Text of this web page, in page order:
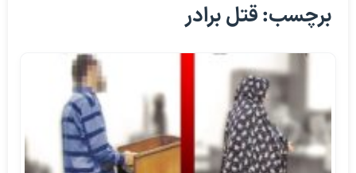
برچسب: قتل برادر